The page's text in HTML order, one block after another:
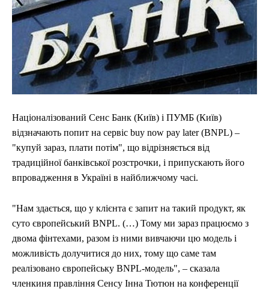
Націоналізований Сенс Банк (Київ) і ПУМБ (Київ)
відзначають попит на сервіс buy now pay later (BNPL) –
"купуй зараз, плати потім", що відрізняється від
традиційної банківської розстрочки, і припускають його
впровадження в Україні в найближчому часі.
"Нам здається, що у клієнта є запит на такий продукт, як
суто європейський BNPL. (…) Тому ми зараз працюємо з
двома фінтехами, разом із ними вивчаючи цю модель і
можливість долучитися до них, тому що саме там
реалізовано європейську BNPL-модель", – сказала
членкиня правління Сенсу Інна Тютюн на конференції